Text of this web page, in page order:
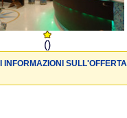
()
INFORMAZIONI SULL'OFFERTA